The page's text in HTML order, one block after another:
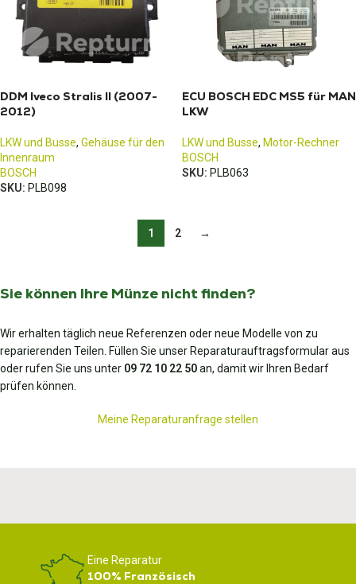
DDM Iveco Stralis II (2007-
2012)
LKW und Busse, Gehäuse für den
Innenraum
BOSCH
SKU: PLB098
ECU BOSCH EDC MS5 für MAN
LKW
LKW und Busse, Motor-Rechner
BOSCH
SKU: PLB063
1 2 →
Sie können Ihre Münze nicht finden?
Wir erhalten täglich neue Referenzen oder neue Modelle von zu
reparierenden Teilen. Füllen Sie unser Reparaturauftragsformular aus
oder rufen Sie uns unter 09 72 10 22 50an, damit wir Ihren Bedarf
prüfen können.
Meine Reparaturanfrage stellen
Eine Reparatur
100% Französisch